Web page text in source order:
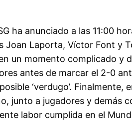
ha anunciado a las 11:00
Joan Laporta, Víctor Font y
un momento complicado y
antes de marcar el 2-0
‘verdugo’. Finalmente,
junto a jugadores y demás
labor cumplida en el